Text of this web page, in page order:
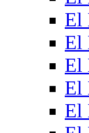
El
El
El
El
El